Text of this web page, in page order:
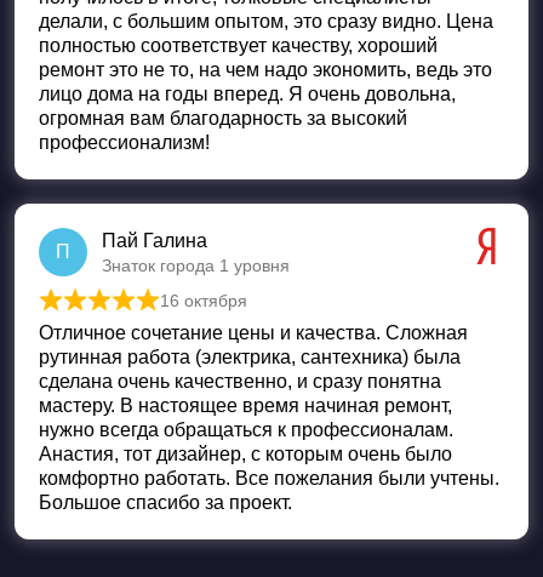
делали, с большим опытом, это сразу видно. Цена
полностью соответствует качеству, хороший
ремонт это не то, на чем надо экономить, ведь это
лицо дома на годы вперед. Я очень довольна,
огромная вам благодарность за высокий
профессионализм!
П
Пай Галина
Знаток города 1 уровня
Оценка
16 октября
Отличное сочетание цены и качества. Сложная
рутинная работа (электрика, сантехника) была
сделана очень качественно, и сразу понятна
мастеру. В настоящее время начиная ремонт,
нужно всегда обращаться к профессионалам.
Анастия, тот дизайнер, с которым очень было
комфортно работать. Все пожелания были учтены.
Большое спасибо за проект.